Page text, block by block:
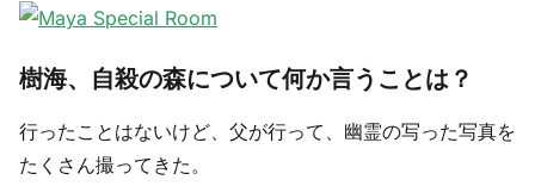
樹海、自殺の森について何か言うことは？
行ったことはないけど、父が行って、幽霊の写った写真を
たくさん撮ってきた。